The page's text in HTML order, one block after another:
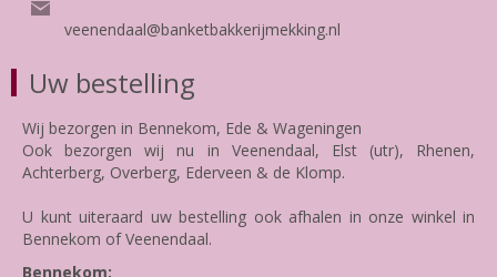
veenendaal@banketbakkerijmekking.nl
Uw bestelling
Wij bezorgen in Bennekom, Ede & Wageningen
Ook bezorgen wij nu in Veenendaal, Elst (utr), Rhenen,
Achterberg, Overberg, Ederveen & de Klomp.
U kunt uiteraard uw bestelling ook afhalen in onze winkel in
Bennekom of Veenendaal.
Bennekom: